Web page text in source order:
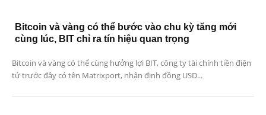
Bitcoin và vàng có thể bước vào chu kỳ tăng mới
cùng lúc, BIT chỉ ra tín hiệu quan trọng
Bitcoin và vàng có thể cùng hưởng lợi BIT, công ty tài chính tiền điện
tử trước đây có tên Matrixport, nhận định đồng USD...